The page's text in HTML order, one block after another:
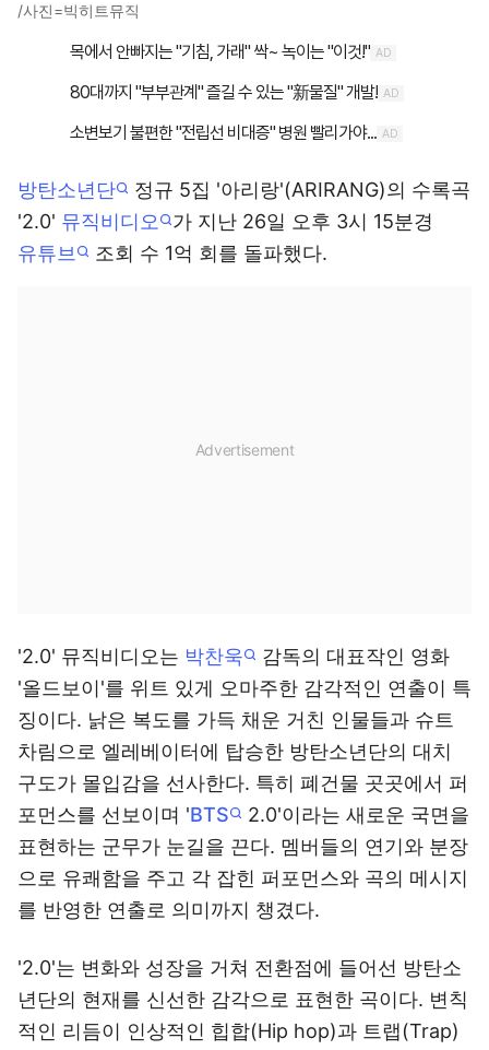
/사진=빅히트뮤직
방탄소년단
정규 5집 '아리랑'(ARIRANG)의 수록곡
'2.0' 뮤직비디오
가 지난 26일 오후 3시 15분경
유튜브
조회 수 1억 회를 돌파했다.
'2.0' 뮤직비디오는 박찬욱
감독의 대표작인 영화
'올드보이'를 위트 있게 오마주한 감각적인 연출이 특
징이다. 낡은 복도를 가득 채운 거친 인물들과 슈트
차림으로 엘레베이터에 탑승한 방탄소년단의 대치
구도가 몰입감을 선사한다. 특히 폐건물 곳곳에서 퍼
포먼스를 선보이며 'BTS
2.0'이라는 새로운 국면을
표현하는 군무가 눈길을 끈다. 멤버들의 연기와 분장
으로 유쾌함을 주고 각 잡힌 퍼포먼스와 곡의 메시지
를 반영한 연출로 의미까지 챙겼다.
'2.0'는 변화와 성장을 거쳐 전환점에 들어선 방탄소
년단의 현재를 신선한 감각으로 표현한 곡이다. 변칙
적인 리듬이 인상적인 힙합(Hip hop)과 트랩(Trap)